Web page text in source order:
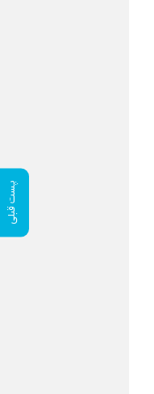
پست قبلی